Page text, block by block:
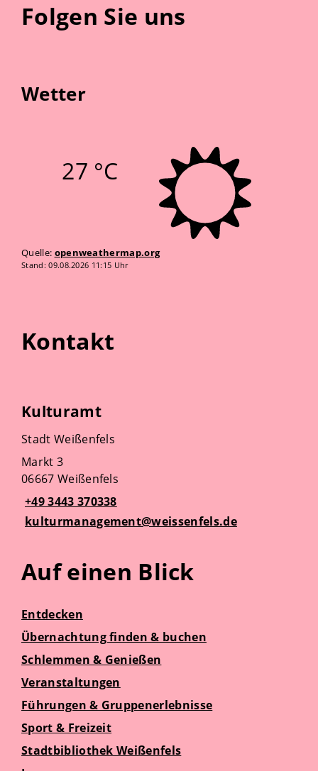
Folgen Sie uns
Wetter
27 °C
Quelle: openweathermap.org
Stand: 09.08.2026 11:15 Uhr
Kontakt
Kulturamt
Stadt Weißenfels
Markt 3
06667 Weißenfels
+49 3443 370338
kulturmanagement@weissenfels.de
Auf einen Blick
Entdecken
Übernachtung finden & buchen
Schlemmen & Genießen
Veranstaltungen
Führungen & Gruppenerlebnisse
Sport & Freizeit
Stadtbibliothek Weißenfels